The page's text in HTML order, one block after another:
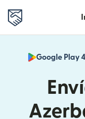
Google Play